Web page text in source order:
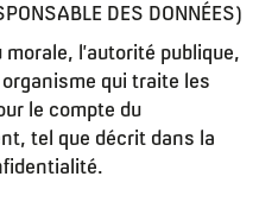
DES DONNÉES)
l’autorité publique,
qui traite les
le compte du
tel que décrit dans la